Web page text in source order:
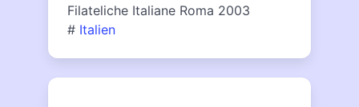
Filateliche Italiane Roma 2003
# Italien